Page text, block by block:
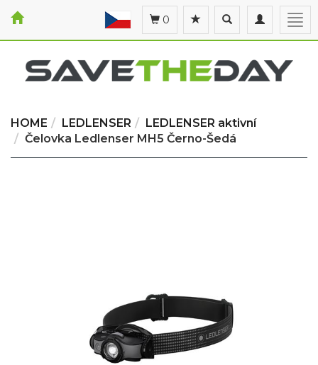
Toggle
navigation
Toggle
search
0
HOME LEDLENSER
LEDLENSER aktivní
Čelovka Ledlenser MH5 Černo-Šedá